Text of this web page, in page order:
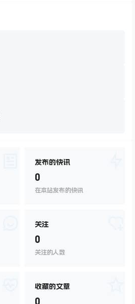
发布的快讯
0
在本站发布的快讯
关注
0
关注的人数
收藏的文章
0